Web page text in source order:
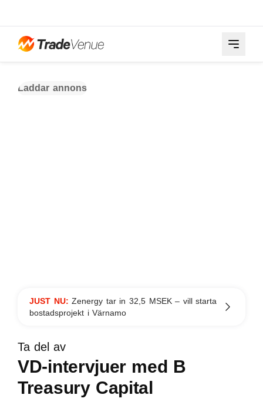
JUST NU:Zenergy tar in 32,5 MSEK – vill starta
bostadsprojekt i Värnamo
Laddar annons
Ta del av
VD-intervjuer med B
Treasury Capital